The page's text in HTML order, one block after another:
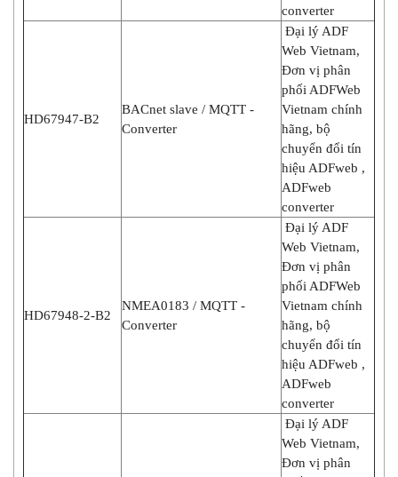
converter
HD67947-B2
BACnet slave / MQTT -
Converter
Đại lý ADF
Web Vietnam,
Đơn vị phân
phối ADFWeb
Vietnam chính
hãng, bộ
chuyển đổi tín
hiệu ADFweb ,
ADFweb
converter
HD67948-2-B2
NMEA0183 / MQTT -
Converter
Đại lý ADF
Web Vietnam,
Đơn vị phân
phối ADFWeb
Vietnam chính
hãng, bộ
chuyển đổi tín
hiệu ADFweb ,
ADFweb
converter
Đại lý ADF
Web Vietnam,
Đơn vị phân